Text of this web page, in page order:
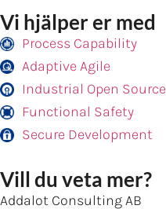
Vi hjälper er med
Process Capability
Adaptive Agile
Industrial Open Source
Functional Safety
Secure Development
Vill du veta mer?
Addalot Consulting AB